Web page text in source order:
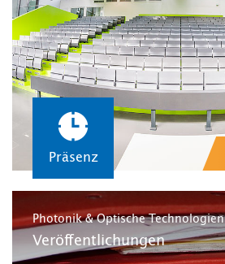
Präsenz
Photonik & Optische Technologien
Veröffentlichungen